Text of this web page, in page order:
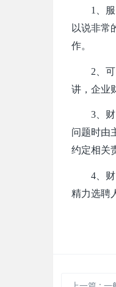
1、
以说非常
作。
2、
讲，企业
3、
问题时由
约定相关
4、
精力选聘